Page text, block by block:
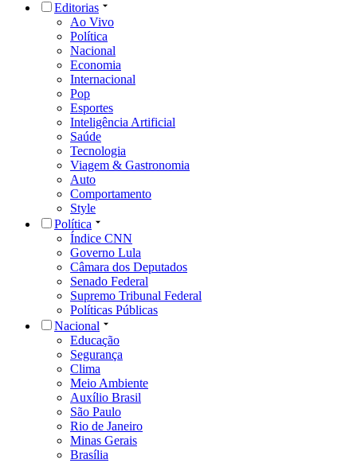
Editorias
Ao Vivo
Política
Nacional
Economia
Internacional
Pop
Esportes
Inteligência Artificial
Saúde
Tecnologia
Viagem & Gastronomia
Auto
Comportamento
Style
Política
Índice CNN
Governo Lula
Câmara dos Deputados
Senado Federal
Supremo Tribunal Federal
Políticas Públicas
Nacional
Educação
Segurança
Clima
Meio Ambiente
Auxílio Brasil
São Paulo
Rio de Janeiro
Minas Gerais
Brasília